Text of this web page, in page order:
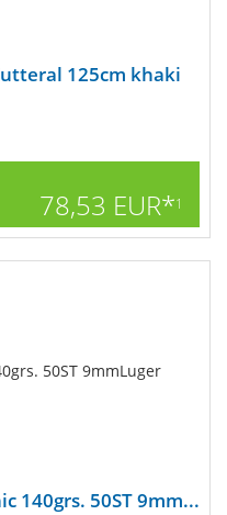
125cm khaki
78,53 EUR*1
140grs. 50ST 9mm...